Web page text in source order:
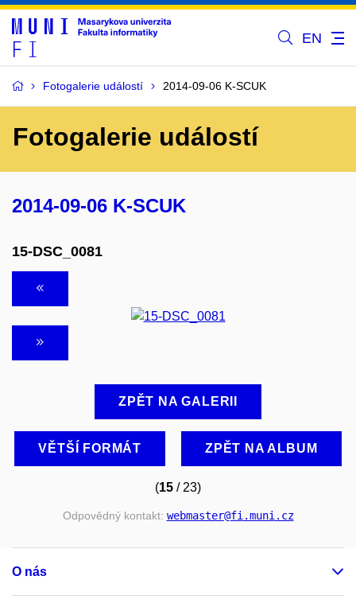
EN
Fotogalerie událostí 2014-09-06 K-SCUK
Fotogalerie událostí
2014-09-06 K-SCUK
15-DSC_0081
ZPĚT NA GALERII
VĚTŠÍ FORMÁT ZPĚT NA ALBUM
(15 / 23)
Odpovědný kontakt: webmaster@fi.muni.cz
O nás